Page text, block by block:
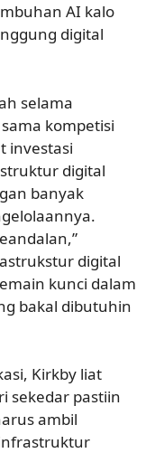
AI kalo
digital
selama
kompetisi
investasi
digital
banyak
digital
kunci dalam
bakal dibutuhin
Kirkby liat
sekedar pastiin
ambil